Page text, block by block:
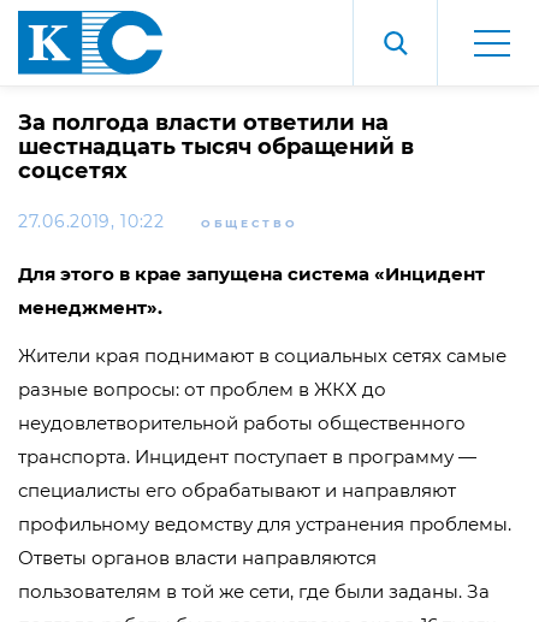
За полгода власти ответили на
шестнадцать тысяч обращений в
соцсетях
27.06.2019, 10:22 ОБЩЕСТВО
Для этого в крае запущена система «Инцидент
менеджмент».
Жители края поднимают в социальных сетях самые
разные вопросы: от проблем в ЖКХ до
неудовлетворительной работы общественного
транспорта. Инцидент поступает в программу —
специалисты его обрабатывают и направляют
профильному ведомству для устранения проблемы.
Ответы органов власти направляются
пользователям в той же сети, где были заданы. За